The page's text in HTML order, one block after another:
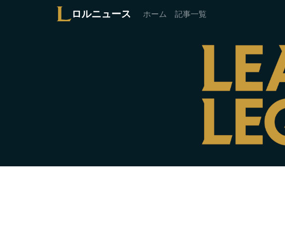
ロルニュース ホーム 記事一覧